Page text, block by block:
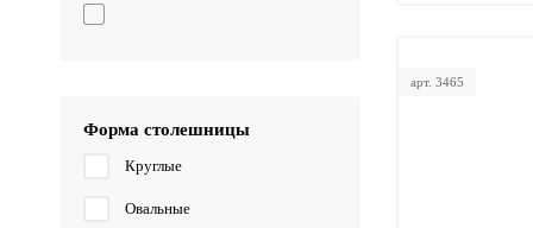
Форма столешницы
Круглые
Овальные
арт. 3465